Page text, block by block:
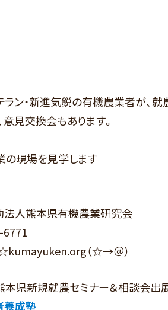
ン・新進気鋭の有機農業者が、
意見交換会もあります。
の現場を見学します
人熊本県有機農業研究会
（☆→＠）
県新規就農セミナー＆相談会出
養成塾